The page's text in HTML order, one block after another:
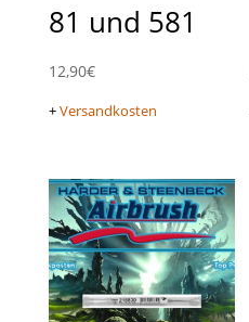
81 und 581
12,90€
+Versandkosten